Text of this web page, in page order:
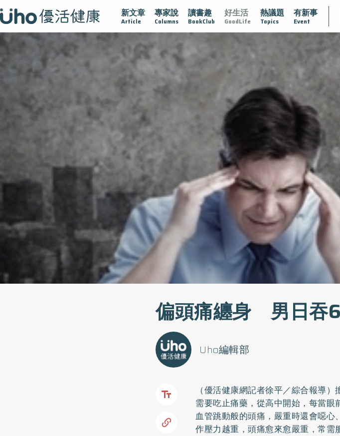
新文章
Article
專家說
Columns
讀書趣
BookClub
好生活
GoodLife
熱議題
Topics
有新事
Event
疫情保衛戰 再生醫學 愛的未來視 認識攝護腺肥大 守護骨骼健康 達文西手術專欄
偏頭痛纏身 男日吞
Uho編輯部
（優活健康網記者徐平／綜合報導
需要吃止痛藥，從高中開始，每當
血管跳動般的頭痛，嚴重時還會噁心
作壓力越重，頭痛愈來愈嚴重，常需